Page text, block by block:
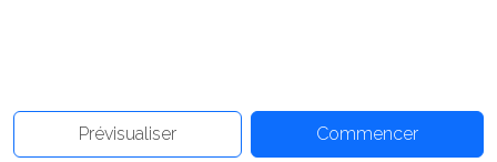
Prévisualiser Commencer